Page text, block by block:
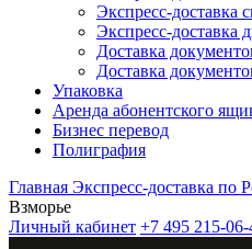
Экспресс-доставка
Экспресс-доставка
Доставка
Доставка
Упаковка
Аренда абонентского
Бизнес перевод
Полиграфия
Главная Экспресс-доставка по
Взморье
Личный кабинет +7 495 215-06-